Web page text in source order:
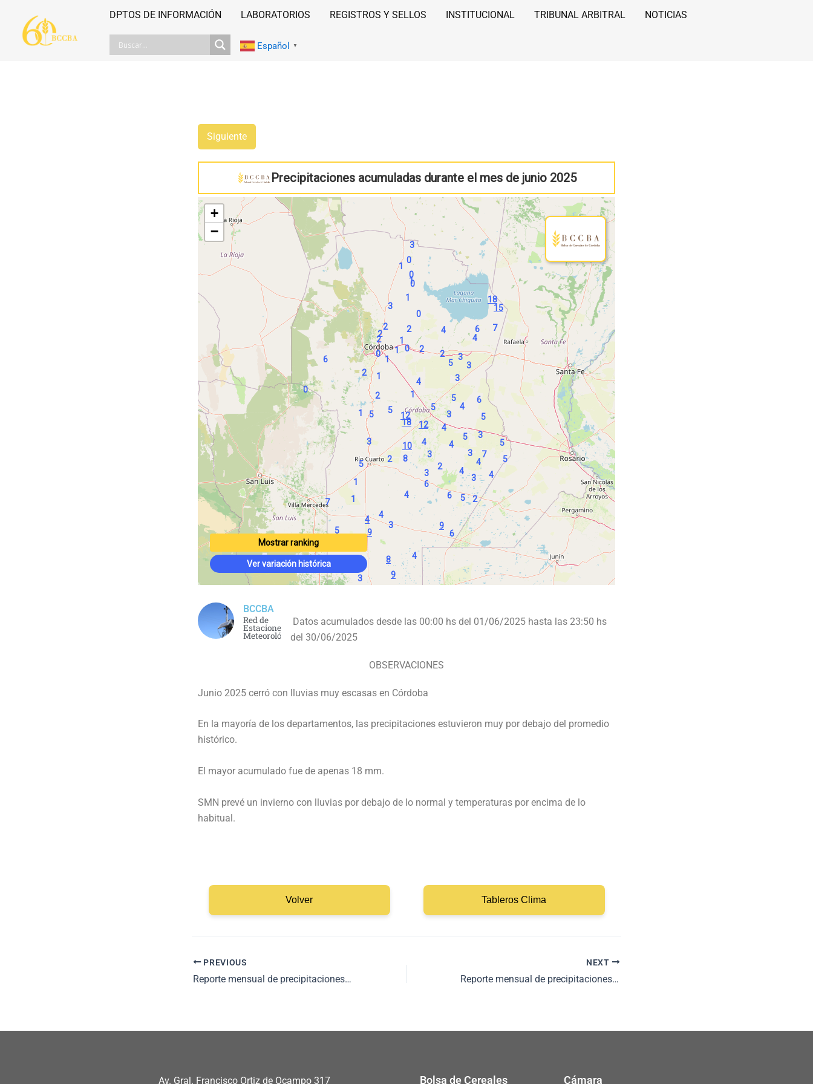
contenido
DPTOS DE INFORMACIÓN LABORATORIOS REGISTROS Y SELLOS INSTITUCIONAL TRIBUNAL ARBITRAL NOTICIAS
Español ▼
Siguiente
BCCBA
Red de
Estaciones
Meteorológicas
Datos acumulados desde las 00:00 hs del 01/06/2025 hasta las 23:50 hs
del 30/06/2025
OBSERVACIONES
Junio 2025 cerró con lluvias muy escasas en Córdoba
En la mayoría de los departamentos, las precipitaciones estuvieron muy por debajo del promedio
histórico.
El mayor acumulado fue de apenas 18 mm.
SMN prevé un invierno con lluvias por debajo de lo normal y temperaturas por encima de lo
habitual.
Volver Tableros Clima
PREVIOUS
Reporte mensual de precipitaciones – Octubre 2025
NEXT
Reporte mensual de precipitaciones – julio 2025
Av. Gral. Francisco Ortiz de Ocampo 317 Bolsa de Cereales Cámara